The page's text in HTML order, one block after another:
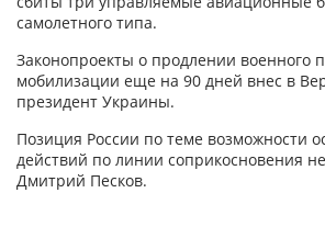
самолетного типа.
Законопроекты о продлении военного
мобилизации еще на 90 дней внес в
президент Украины.
Позиция России по теме возможности
действий по линии соприкосновения
Дмитрий Песков.